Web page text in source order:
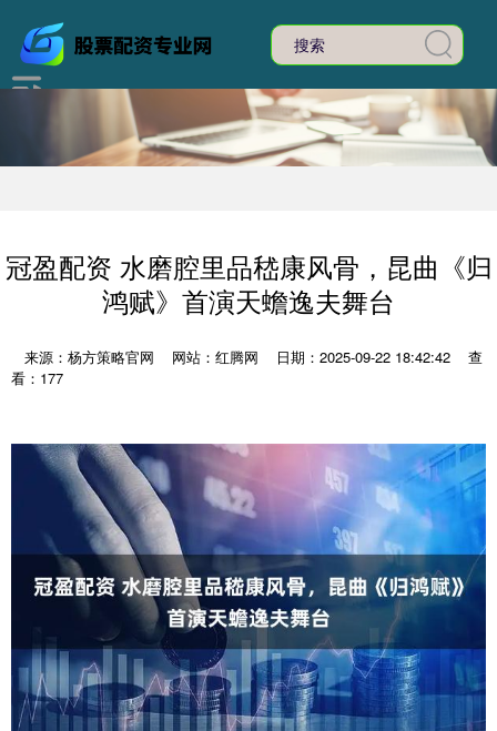
冠盈配资 水磨腔里品嵇康风骨，昆曲《归
鸿赋》首演天蟾逸夫舞台
来源：杨方策略官网 网站：红腾网 日期：2025-09-22 18:42:42
查
看：177